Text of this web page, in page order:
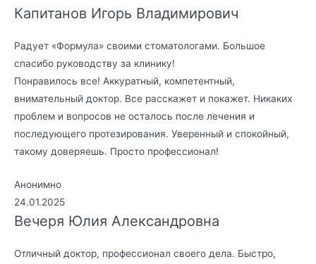
Капитанов Игорь Владимирович
Радует «Формула» своими стоматологами. Большое
спасибо руководству за клинику!
Понравилось все! Аккуратный, компетентный,
внимательный доктор. Все расскажет и покажет. Никаких
проблем и вопросов не осталось после лечения и
последующего протезирования. Уверенный и спокойный,
такому доверяешь. Просто профессионал!
Анонимно
24.01.2025
Вечеря Юлия Александровна
Отличный доктор, профессионал своего дела. Быстро,